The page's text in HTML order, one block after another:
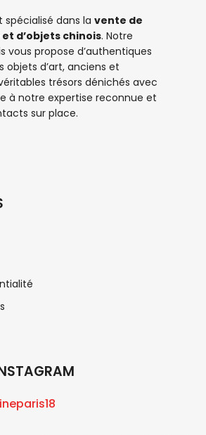
spécialisé dans la vente de
d’objets chinois. Notre
vous propose d’authentiques
objets d’art, anciens et
trésors dénichés avec
à notre expertise reconnue et
sur place.